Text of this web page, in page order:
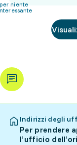
niente
Indirizzi degli
Per prendere
l’ufficio